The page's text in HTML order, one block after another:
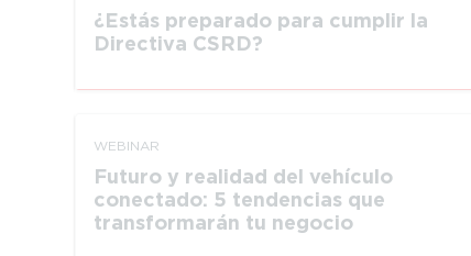
¿Estás preparado para cumplir la
Directiva CSRD?
WEBINAR
Futuro y realidad del vehículo
conectado: 5 tendencias que
transformarán tu negocio